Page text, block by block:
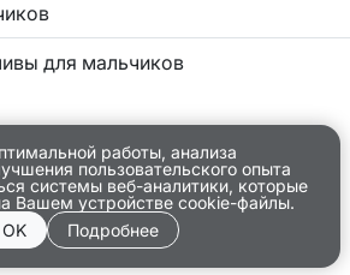
для мальчиков
работы, анализа
пользовательского опыта
системы веб-аналитики, которые
Вашем устройстве cookie-файлы.
OK
Подробнее